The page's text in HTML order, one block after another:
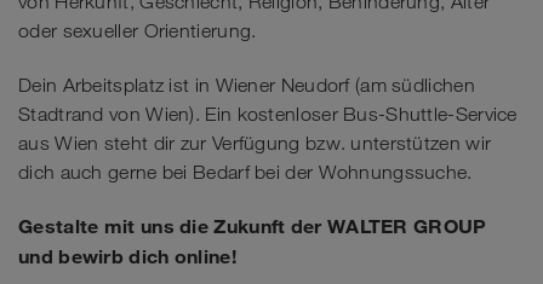
oder sexueller Orientierung.
Dein Arbeitsplatz ist in Wiener Neudorf (am südlichen
Stadtrand von Wien). Ein kostenloser Bus-Shuttle-Service
aus Wien steht dir zur Verfügung bzw. unterstützen wir
dich auch gerne bei Bedarf bei der Wohnungssuche.
Gestalte mit uns die Zukunft der WALTER GROUP
und bewirb dich online!